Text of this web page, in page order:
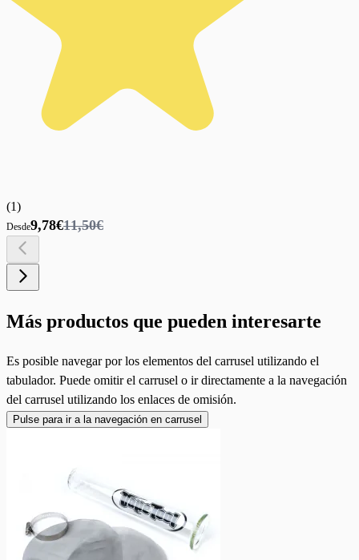
(1)
Desde9,78€11,50€
Más productos que pueden interesarte
Es posible navegar por los elementos del carrusel utilizando el
tabulador. Puede omitir el carrusel o ir directamente a la navegación
del carrusel utilizando los enlaces de omisión.
Pulse para ir a la navegación en carrusel